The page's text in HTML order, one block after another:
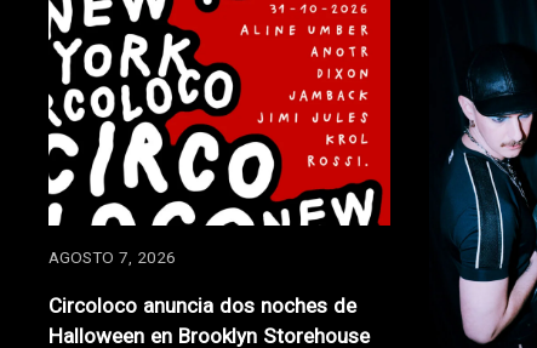
AGOSTO 7, 2026
Circoloco anuncia dos noches de
Halloween en Brooklyn Storehouse